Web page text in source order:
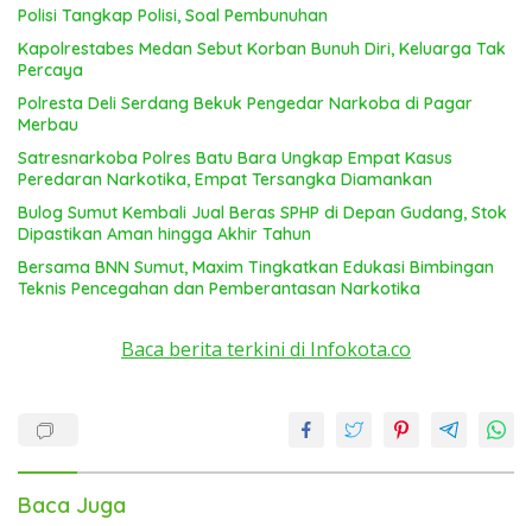
Polisi Tangkap Polisi, Soal Pembunuhan
Kapolrestabes Medan Sebut Korban Bunuh Diri, Keluarga Tak
Percaya
Polresta Deli Serdang Bekuk Pengedar Narkoba di Pagar
Merbau
Satresnarkoba Polres Batu Bara Ungkap Empat Kasus
Peredaran Narkotika, Empat Tersangka Diamankan
Bulog Sumut Kembali Jual Beras SPHP di Depan Gudang, Stok
Dipastikan Aman hingga Akhir Tahun
Bersama BNN Sumut, Maxim Tingkatkan Edukasi Bimbingan
Teknis Pencegahan dan Pemberantasan Narkotika
Baca berita terkini di Infokota.co
Baca Juga